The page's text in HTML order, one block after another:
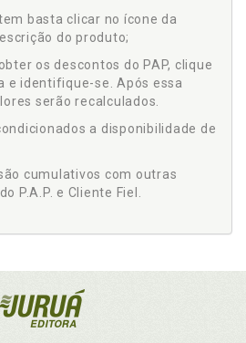
basta clicar no ícone da
do produto;
os descontos do PAP, clique
e identifique-se. Após essa
serão recalculados.
a disponibilidade de
cumulativos com outras
P.A.P. e Cliente Fiel.